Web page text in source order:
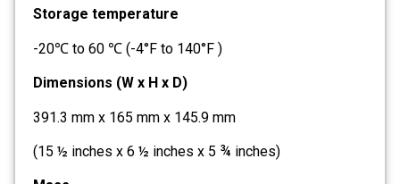
Storage temperature
-20℃ to 60 ℃ (-4°F to 140°F )
Dimensions (W x H x D)
391.3 mm x 165 mm x 145.9 mm
(15 ½ inches x 6 ½ inches x 5 ¾ inches)